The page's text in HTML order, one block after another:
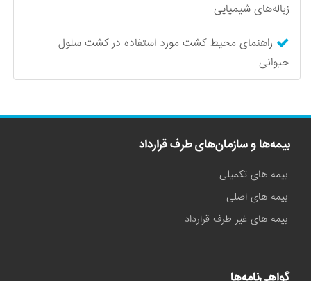
زباله‌های شیمیایی
راهنمای محیط‌ کشت مورد استفاده در کشت سلول
حیوانی
بیمه‌ها و سازمان‌های طرف قرارداد
بیمه های تکمیلی
بیمه های اصلی
بیمه های غیر طرف قرارداد
گواهی‌نامه‌ها